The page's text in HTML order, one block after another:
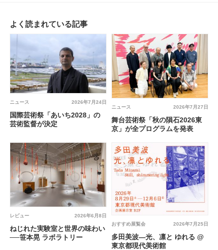
よく読まれている記事
2026年7月24日
ニュース
国際芸術祭「あいち2028」の
芸術監督が決定
2026年7月27日
ニュース
舞台芸術祭「秋の隕石2026東
京」が全プログラムを発表
2026年6月8日
レビュー
ねじれた実験室と世界の味わい
──笹本晃 ラボラトリー
2026年7月25日
おすすめ展覧会
多田美波―光、凛と ゆれる @
東京都現代美術館